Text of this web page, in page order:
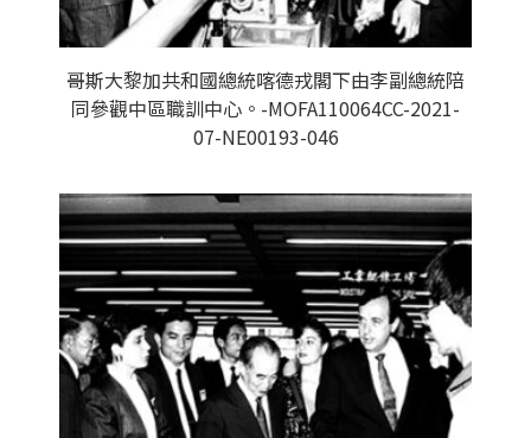
哥斯大黎加共和國總統喀德戎閣下由李副總統陪
同參觀中區職訓中心。-MOFA110064CC-2021-
07-NE00193-046